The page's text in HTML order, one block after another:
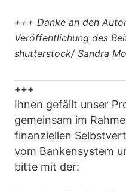
+++ Danke an den
Veröffentlichung des
shutterstock/ Sandra
+++
Ihnen gefällt unser
gemeinsam im
finanziellen
vom Bankensystem
bitte mit der: